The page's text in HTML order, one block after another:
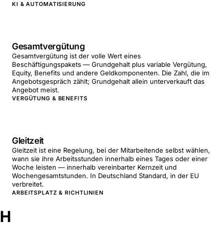
KI & AUTOMATISIERUNG
Gesamtvergütung
Gesamtvergütung ist der volle Wert eines
Beschäftigungspakets — Grundgehalt plus variable Vergütung,
Equity, Benefits und andere Geldkomponenten. Die Zahl, die im
Angebotsgespräch zählt; Grundgehalt allein unterverkauft das
Angebot meist.
VERGÜTUNG & BENEFITS
Gleitzeit
Gleitzeit ist eine Regelung, bei der Mitarbeitende selbst wählen,
wann sie ihre Arbeitsstunden innerhalb eines Tages oder einer
Woche leisten — innerhalb vereinbarter Kernzeit und
Wochengesamtstunden. In Deutschland Standard, in der EU
verbreitet.
ARBEITSPLATZ & RICHTLINIEN
H